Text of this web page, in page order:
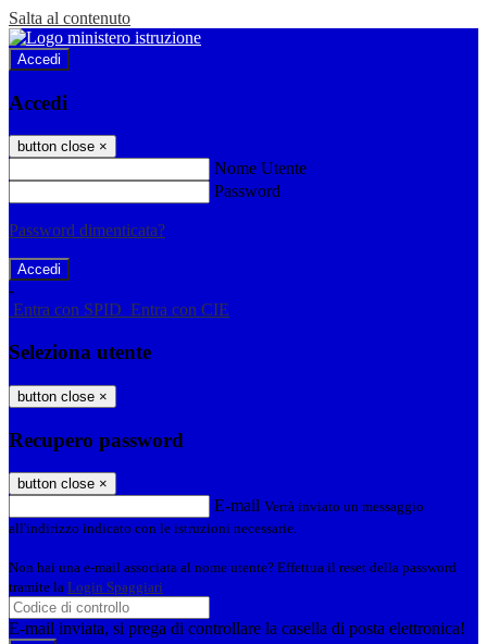
Salta al contenuto
Accedi
Accedi
button close ×
Nome Utente
Password
Password dimenticata?
-
Entra con SPID Entra con CIE
Seleziona utente
button close ×
Recupero password
button close ×
E-mail Verrà inviato un messaggio
all'indirizzo indicato con le istruzioni necessarie.
Non hai una e-mail associata al nome utente? Effettua il reset della password
tramite la Login Spaggiari
E-mail inviata, si prega di controllare la casella di posta elettronica!